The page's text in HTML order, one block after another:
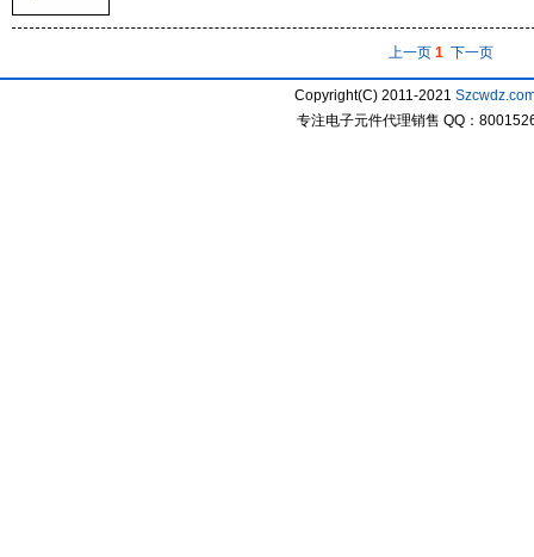
上一页 1 下一页
Copyright(C) 2011-2021
专注电子元件代理销售 QQ：